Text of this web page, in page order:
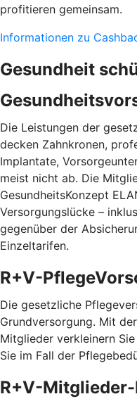
profitieren gemeinsam.
Informationen zu
Gesundheit
Die Leistungen der
decken Zahnkronen,
Implantate,
meist nicht ab. Die
GesundheitsKonzept
Versorgungslücke –
gegenüber der
Einzel­tarifen.
R+V-
Die gesetzliche
Grundversorgung. Mit
Mitglieder verkleinern
Sie im Fall der
R+V-